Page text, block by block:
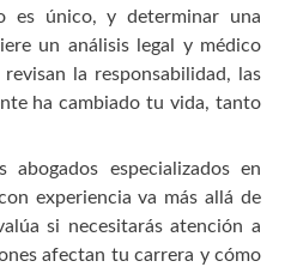
es único, y determinar una
un análisis legal y médico
la responsabilidad, las
ha cambiado tu vida, tanto
especializados en
experiencia va más allá de
si necesitarás atención a
afectan tu carrera y cómo